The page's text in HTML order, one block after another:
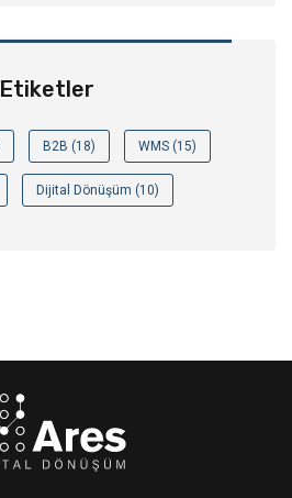
Etiketler
B2B (18) WMS (15)
Dijital Dönüşüm (10)